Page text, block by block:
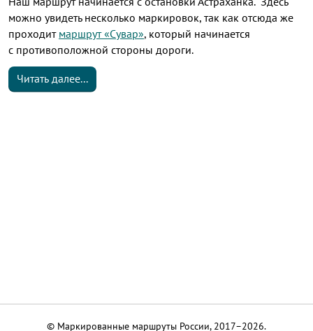
можно увидеть несколько маркировок, так как отсюда же
проходит маршрут «Сувар», который начинается
с противоположной стороны дороги.
Читать далее...
© Маркированные маршруты России, 2017–2026.